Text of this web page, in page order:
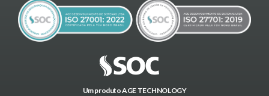
Um produto AGE TECHNOLOGY